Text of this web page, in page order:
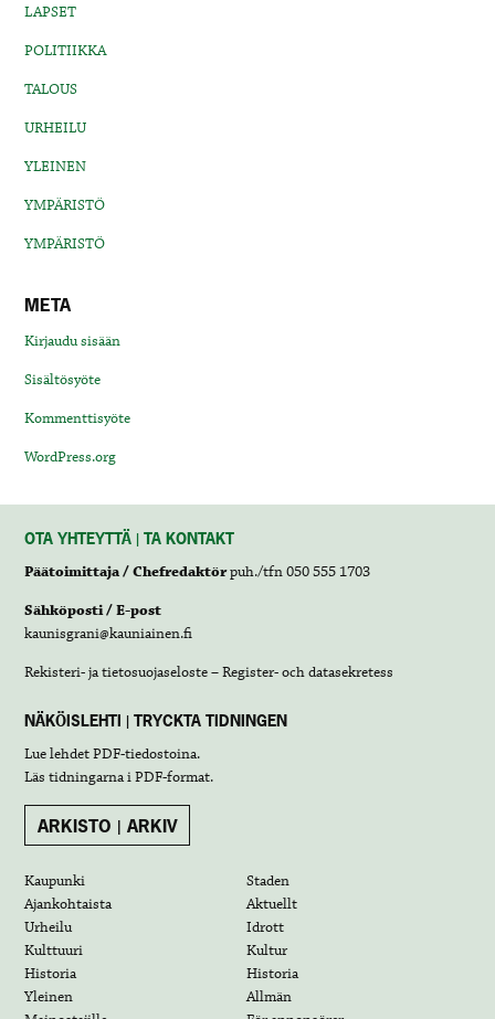
LAPSET
POLITIIKKA
TALOUS
URHEILU
YLEINEN
YMPÄRISTÖ
YMPÄRISTÖ
META
Kirjaudu sisään
Sisältösyöte
Kommenttisyöte
WordPress.org
OTA YHTEYTTÄ | TA KONTAKT
Päätoimittaja / Chefredaktörpuh./tfn 050 555 1703
Sähköposti / E-post
kaunisgrani@kauniainen.fi
Rekisteri- ja tietosuojaseloste – Register- och datasekretess
NÄKÖISLEHTI | TRYCKTA TIDNINGEN
Lue lehdetPDF-tiedostoina.
Läs tidningarna iPDF-format.
ARKISTO | ARKIV
Kaupunki
Staden
Ajankohtaista
Aktuellt
Urheilu
Idrott
Kulttuuri
Kultur
Historia
Historia
Yleinen
Allmän